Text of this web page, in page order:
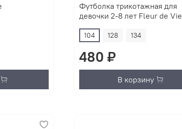
Футболка трикотажная для
девочки 2-8 лет Fleur de Vie
104 128 134
480 ₽
В корзину